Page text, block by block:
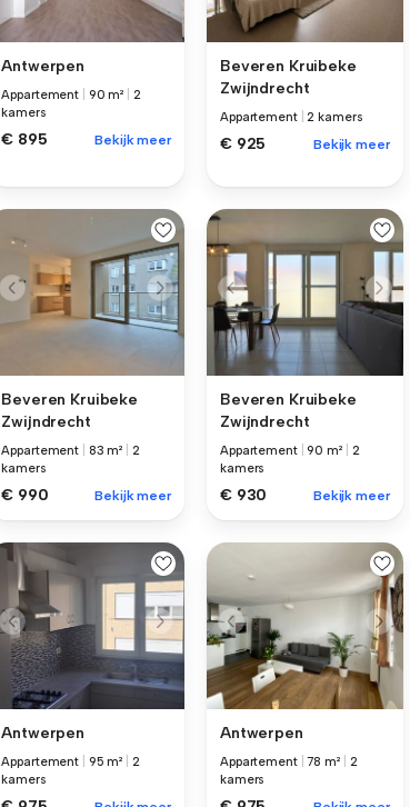
Antwerpen
Appartement 90 m²
2
kamers
€ 895 Bekijk meer
Beveren Kruibeke
Zwijndrecht
Appartement |2 kamers
€ 925 Bekijk meer
Beveren Kruibeke
Zwijndrecht
Appartement 83 m²
2
kamers
€ 990 Bekijk meer
Beveren Kruibeke
Zwijndrecht
Appartement |90 m²
2
kamers
€ 930 Bekijk meer
Antwerpen
Appartement 95 m²
2
kamers
Antwerpen
Appartement |78 m²
2
kamers